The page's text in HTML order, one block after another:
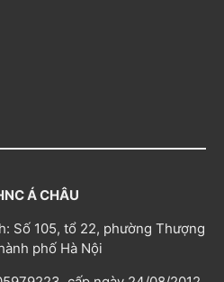
Á CHÂU
Số 105, tổ 22, phường Thượng
phố Hà Nội